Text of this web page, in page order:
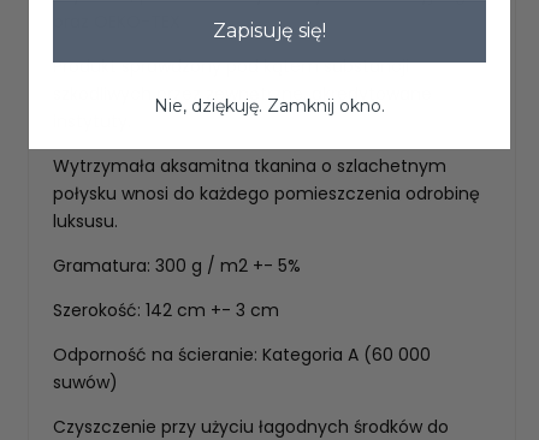
Produkt sprawdzony pod kątem substancji
szkodliwych przez zewnętrzne, akredytowane
Wytrzymała aksamitna tkanina o szlachetnym
połysku wnosi do każdego pomieszczenia odrobinę
luksusu.
Gramatura: 300 g / m2 +- 5%
Szerokość: 142 cm +- 3 cm
Odporność na ścieranie: Kategoria A (60 000
suwów)
Czyszczenie przy użyciu łagodnych środków do
Zapisuję się!
Nie, dziękuję. Zamknij okno.